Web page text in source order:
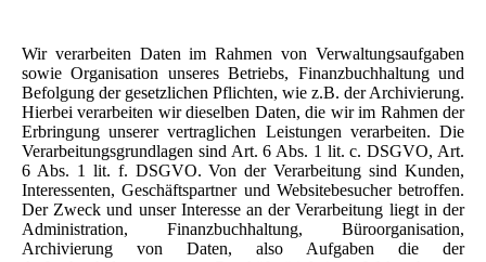
Wir verarbeiten Daten im Rahmen von Verwaltungsaufgaben
sowie Organisation unseres Betriebs, Finanzbuchhaltung und
Befolgung der gesetzlichen Pflichten, wie z.B. der Archivierung.
Hierbei verarbeiten wir dieselben Daten, die wir im Rahmen der
Erbringung unserer vertraglichen Leistungen verarbeiten. Die
Verarbeitungsgrundlagen sind Art. 6 Abs. 1 lit. c. DSGVO, Art.
6 Abs. 1 lit. f. DSGVO. Von der Verarbeitung sind Kunden,
Interessenten, Geschäftspartner und Websitebesucher betroffen.
Der Zweck und unser Interesse an der Verarbeitung liegt in der
Administration, Finanzbuchhaltung, Büroorganisation,
Archivierung von Daten, also Aufgaben die der